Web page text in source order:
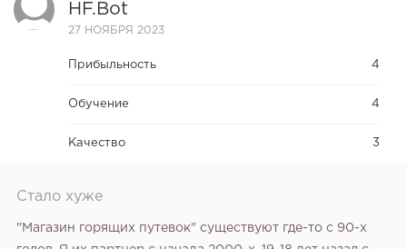
HF.bot
27 НОЯБРЯ 2023
Прибыльность 4
Обучение 4
Качество 3
Стало хуже
"Магазин горящих путевок" существуют где-то с 90-х